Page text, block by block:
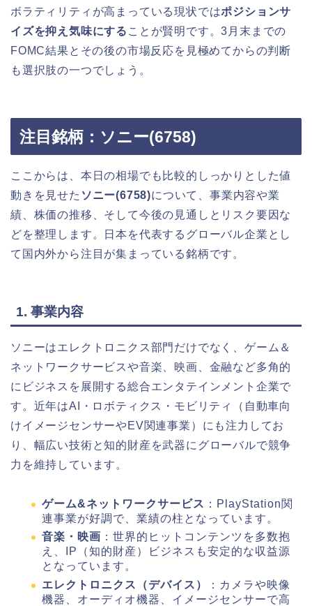
ボラティリティが高まっている現状ではポジションサ
イズを抑え気味にする ことが賢明です。3月末までの
FOMC結果とその後の市場反応を見極めてからの判断
も選択肢の一つでしょう。
注目銘柄：ソニー(6758)
ここからは、本日の相場でも比較的しっかりとした値
動きを見せた ソニー(6758)について、事業内容や業
績、株価の推移、そして今後の見通しとリスク要因な
どを整理します。日本を代表するグローバル企業とし
て国内外から注目が集まっている銘柄です。
1. 事業内容
ソニーはエレクトロニクス部門だけでなく、ゲーム＆
ネットワークサービスや音楽、映画、金融など多角的
にビジネスを展開する総合エンタテインメント企業で
す。近年はAI・ロボティクス・モビリティ（自動車向
けイメージセンサーやEV関連事業）にも注力してお
り、幅広い技術と知的財産を武器にグローバルで競争
力を維持しています。
ゲーム&ネットワークサービス ：PlayStation関
連事業が好調で、業績の柱となっています。
音楽・映画 ：世界的ヒットコンテンツを多数抱
え、IP（知的財産）ビジネスも安定的な収益源
となっています。
エレクトロニクス（デバイス）
：カメラや映像
機器、オーディオ機器、イメージセンサーで高